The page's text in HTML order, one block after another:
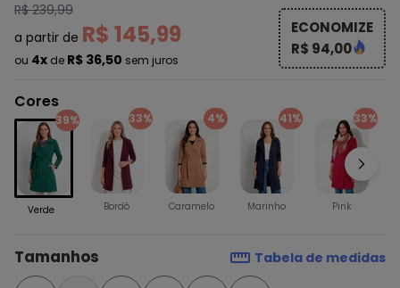
R$ 239,99
a partir de R$ 145,99
ou 4x de R$ 36,50 sem juros
ECONOMIZE
R$ 94,00
Cores
39%
Verde
33%
Bordô
4%
Caramelo
41%
Marinho
33%
Pink
Tamanhos Tabela de medidas